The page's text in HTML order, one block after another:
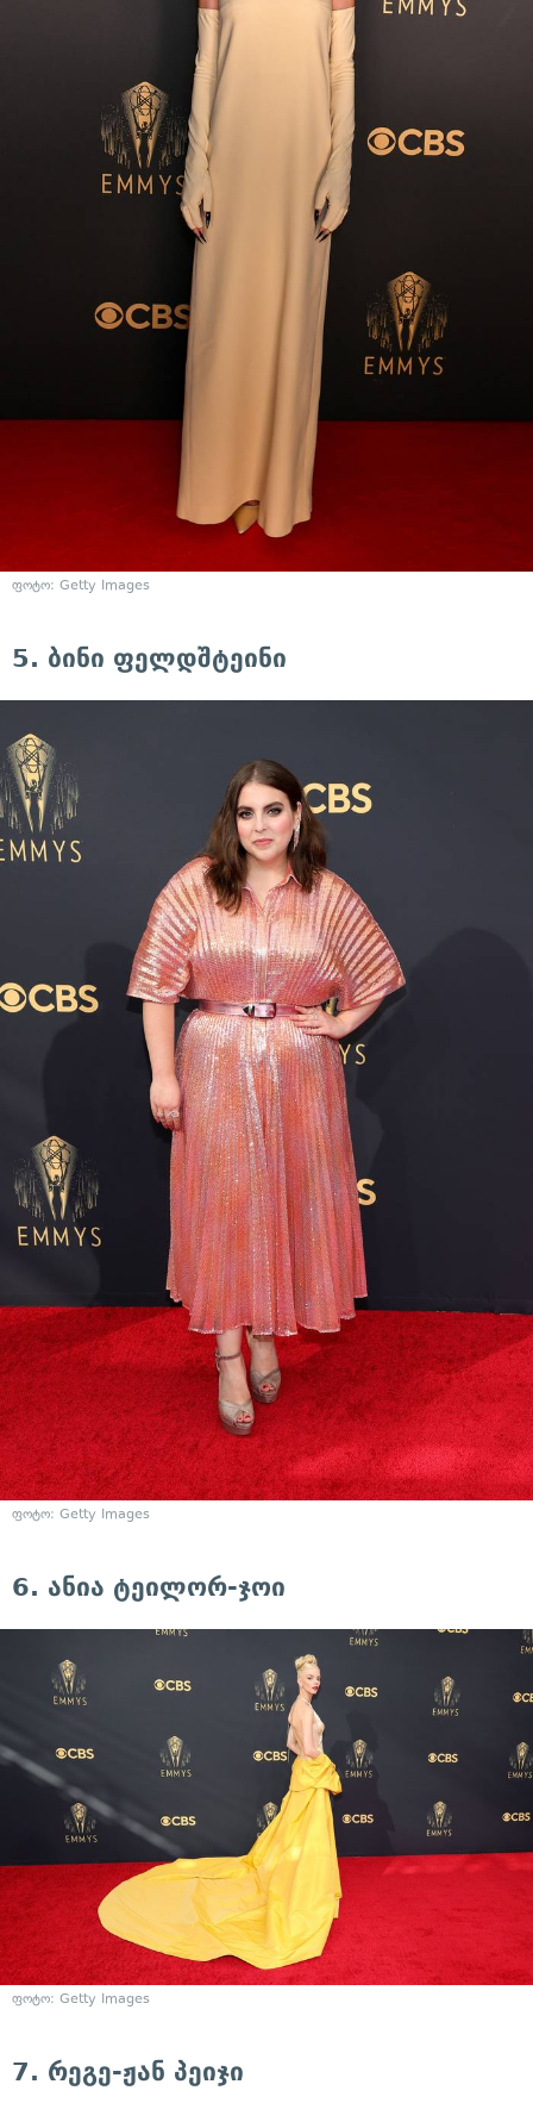
ფოტო: Getty Images
5. ბინი ფელდშტეინი
ფოტო: Getty Images
6. ანია ტეილორ-ჯოი
ფოტო: Getty Images
7. რეგე-ჟან პეიჯი